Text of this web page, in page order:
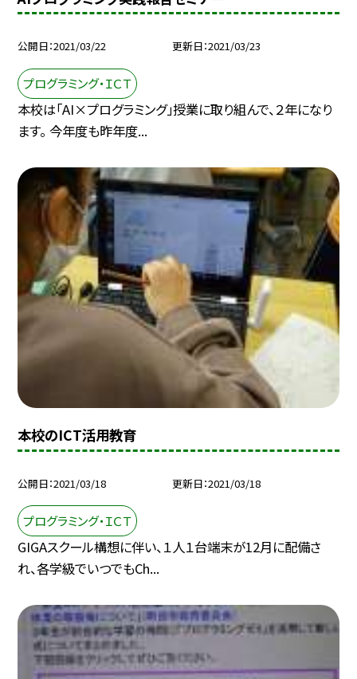
公開日 2021/03/22 更新日 2021/03/23
プログラミング・ＩＣＴ
本校は「AI×プログラミング」授業に取り組んで、２年になり
ます。 今年度も昨年度...
本校のICT活用教育
公開日 2021/03/18 更新日 2021/03/18
プログラミング・ＩＣＴ
GIGAスクール構想に伴い、１人１台端末が12月に配備さ
れ、各学級でいつでもCh...